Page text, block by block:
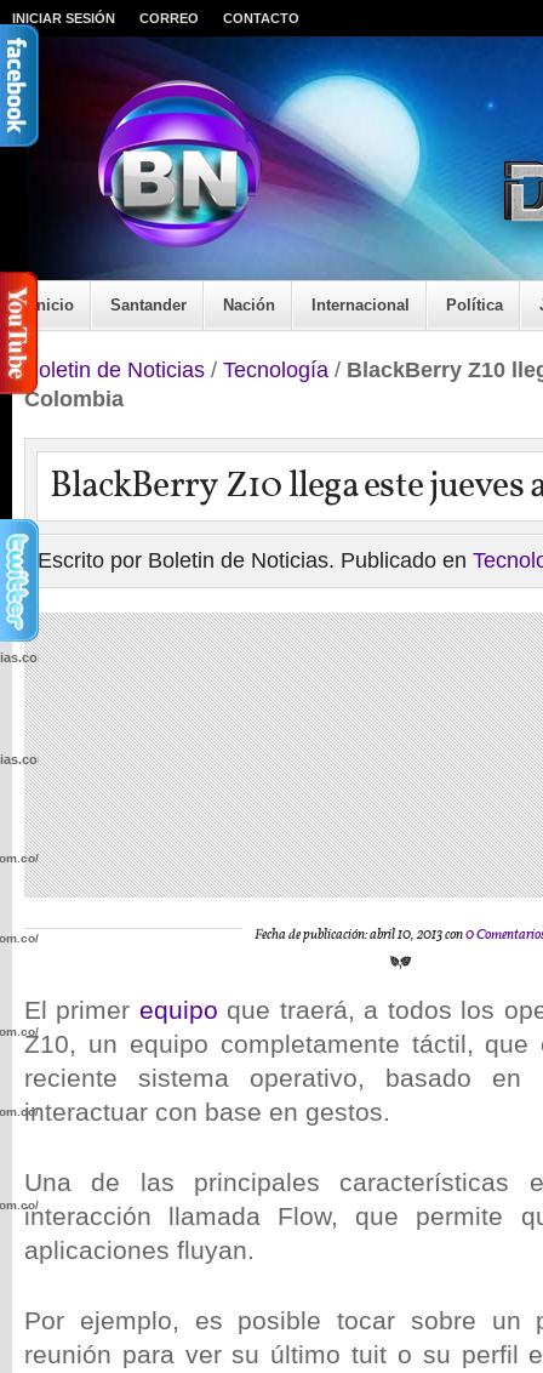
INICIAR SESIÓN CORREO CONTACTO
Inicio Santander Nación Internacional Política
Boletin de Noticias / Tecnología / BlackBerry Z10
Colombia
BlackBerry Z10 llega este jueves
Escrito por Boletin de Noticias. Publicado en
Fecha de publicación: abril 10, 2013 con0
El primer equipo que traerá, a todos los
Z10, un equipo completamente táctil,
reciente sistema operativo, basado en
interactuar con base en gestos.
Una de las principales características
interacción llamada Flow, que permite
aplicaciones fluyan.
Por ejemplo, es posible tocar sobre un
reunión para ver su último tuit o su perfil
wp-
wp-
wp-
wp-
wp-
wp-
wp-
wp-